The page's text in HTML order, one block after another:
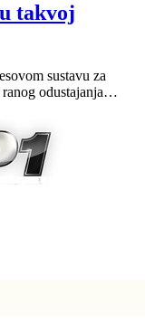
takvoj
sustavu za
odustajanja…